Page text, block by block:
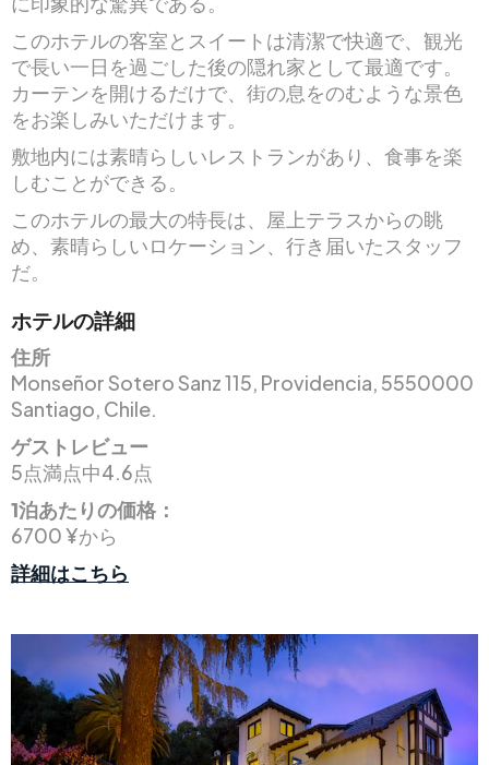
このホテルの客室とスイートは清潔で快適で、観光
で長い一日を過ごした後の隠れ家として最適です。
カーテンを開けるだけで、街の息をのむような景色
をお楽しみいただけます。
敷地内には素晴らしいレストランがあり、食事を楽
しむことができる。
このホテルの最大の特長は、屋上テラスからの眺
め、素晴らしいロケーション、行き届いたスタッフ
だ。
ホテルの詳細
住所
Monseñor Sotero Sanz 115, Providencia, 5550000
Santiago, Chile.
ゲストレビュー
5点満点中4.6点
1泊あたりの価格：
6700 ¥から
詳細はこちら